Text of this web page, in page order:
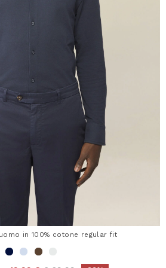
in 100% cotone regular fit